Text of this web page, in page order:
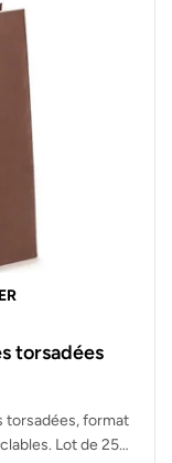
torsadées
torsadées, format
Lot de 250